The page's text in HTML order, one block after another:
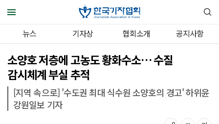
뉴스 기자상 협회소개 공지사항
소양호 저층에 고농도 황화수소… 수질
감시체계 부실 추적
[지역 속으로] '수도권 최대 식수원 소양호의 경고' 하위윤
강원일보 기자